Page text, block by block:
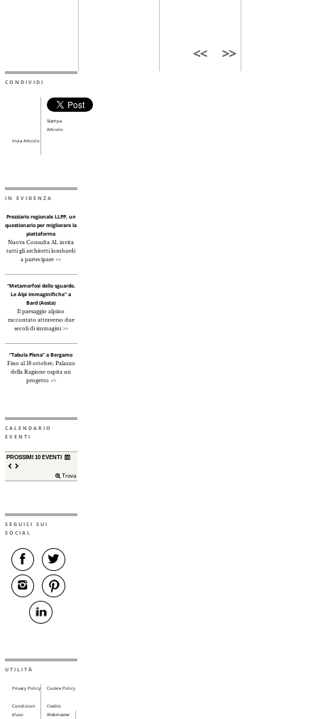
CONDIVIDI
Stampa
Articolo
Invia Articolo
IN EVIDENZA
Prezziario regionale LLPP, un
questionario per migliorare la
piattaforma
Nuova Consulta AL invita
tutti gli architetti lombardi
a partecipare >>
"Metamorfosi dello sguardo.
Le Alpi immaginifiche" a
Bard (Aosta)
Il paesaggio alpino
raccontato attraverso due
secoli di immagini >>
“Tabula Plena” a Bergamo
Fino al 18 ottobre, Palazzo
della Ragione ospita un
progetto >>
CALENDARIO
EVENTI
PROSSIMI 10 EVENTI
Trova
SEGUICI SUI
SOCIAL
UTILITÀ
Privacy Policy Cookie Policy
Condizioni
d’uso
Credits
Webmaster